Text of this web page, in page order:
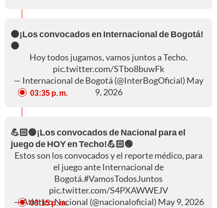
⚫¡Los convocados en Internacional de Bogotá!
⚫
Hoy todos jugamos, vamos juntos a Techo.
pic.twitter.com/STbo8buwFk
— Internacional de Bogotá (@InterBogOficial) May
9, 2026
03:35 p. m.
💪🏻🟢¡Los convocados de Nacional para el
juego de HOY en Techo!💪🏻🟢
Estos son los convocados y el reporte médico, para
el juego ante Internacional de
Bogotá.#VamosTodosJuntos
pic.twitter.com/S4PXAWWEJV
— Atlético Nacional (@nacionaloficial) May 9, 2026
03:15 p. m.